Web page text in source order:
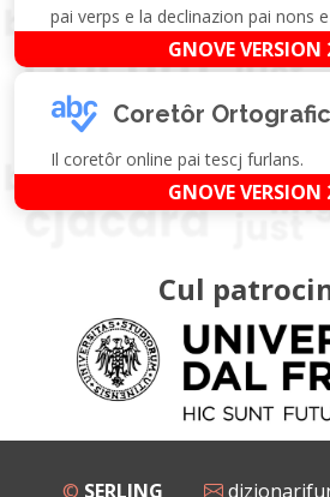
pai verps e la declinazion pai nons
GNOVE VERSION
Coretôr Ortografic
Il coretôr online pai tescj furlans.
GNOVE VERSION
Cul
© SERLING